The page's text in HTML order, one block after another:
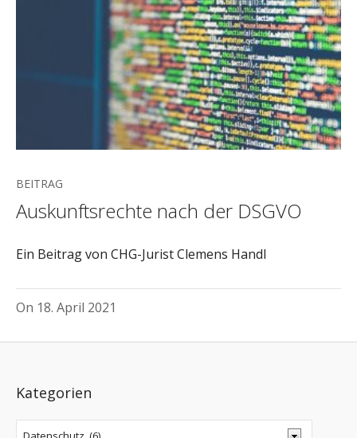
BEITRAG
Auskunftsrechte nach der DSGVO
Ein Beitrag von CHG-Jurist Clemens Handl
On 18. April 2021
Kategorien